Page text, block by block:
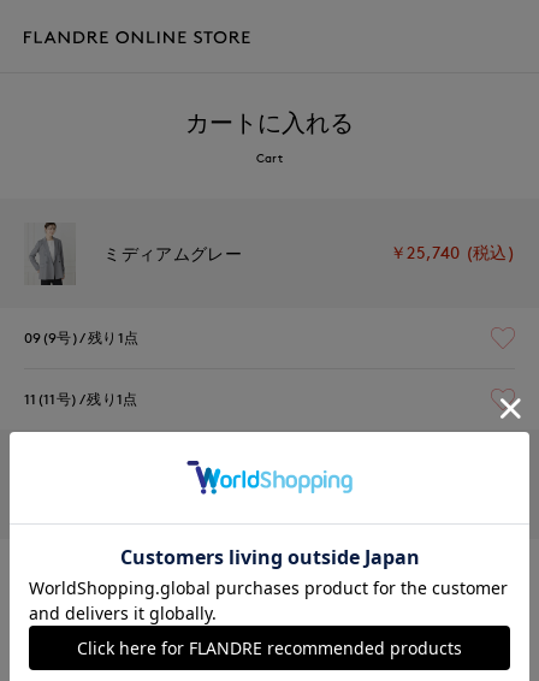
カートに入れる
Cart
ミディアムグレー ￥25,740 (税込)
09(9号) 残り1点
11(11号) 残り1点
残り1点
11(11号) 残り1点